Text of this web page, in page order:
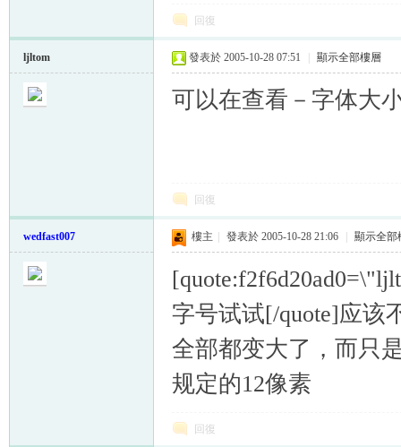
回復
ljltom 發表於 2005-10-28 07:51 顯示全部樓層
可以在查看－字体大
回復
wedfast007 樓主 發表於 2005-10-28 21:06 顯示全部
字号试试[/quote]应该
全部都变大了，而只
规定的12像素
回復